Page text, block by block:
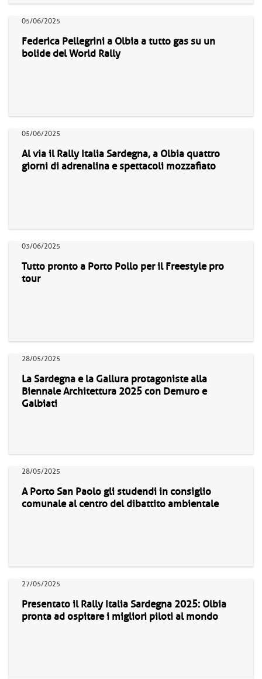
05/06/2025
Federica Pellegrini a Olbia a tutto gas su un
bolide del World Rally
05/06/2025
Al via il Rally Italia Sardegna, a Olbia quattro
giorni di adrenalina e spettacoli mozzafiato
03/06/2025
Tutto pronto a Porto Pollo per il Freestyle pro
tour
28/05/2025
La Sardegna e la Gallura protagoniste alla
Biennale Architettura 2025 con Demuro e
Galbiati
28/05/2025
A Porto San Paolo gli studendi in consiglio
comunale al centro del dibattito ambientale
27/05/2025
Presentato il Rally Italia Sardegna 2025: Olbia
pronta ad ospitare i migliori piloti al mondo